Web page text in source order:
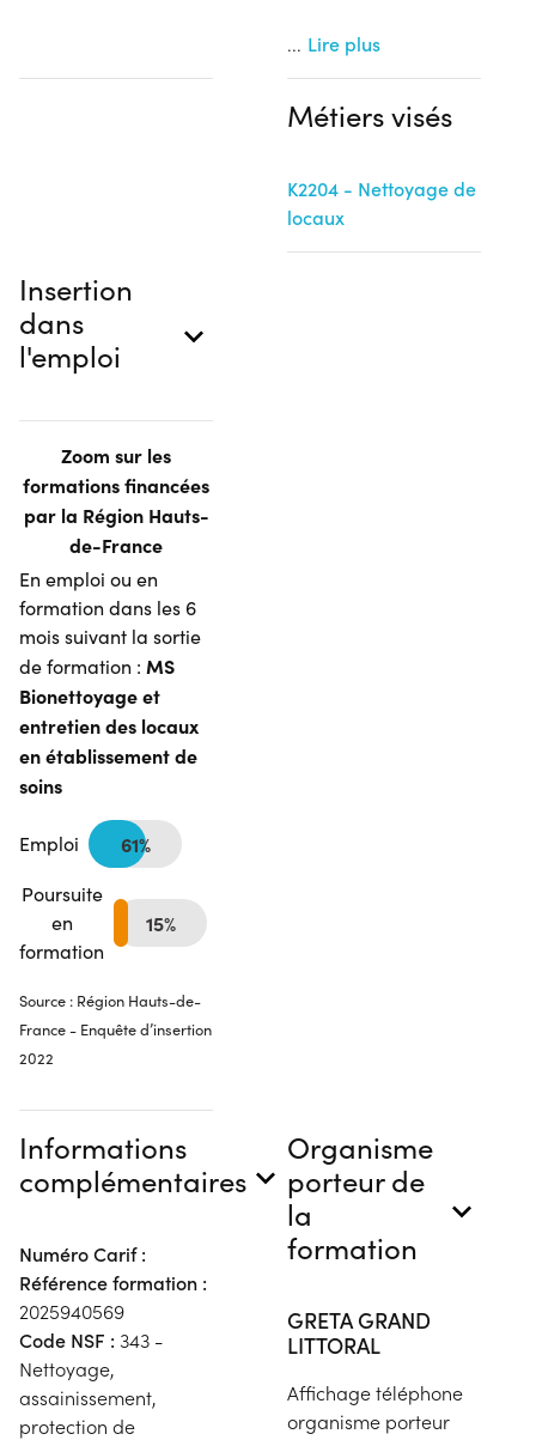
... Lire plus
Métiers visés
K2204 - Nettoyage de
locaux
Insertion
dans
l'emploi
Zoom sur les
formations financées
par la Région Hauts-
de-France
En emploi ou en
formation dans les 6
mois suivant la sortie
de formation : MS
Bionettoyage et
entretien des locaux
en établissement de
soins
Emploi 61%
Poursuite
en
formation
15%
Source : Région Hauts-de-
France - Enquête d’insertion
2022
Informations
complémentaires
Numéro Carif :
Référence formation :
2025940569
Code NSF : 343 -
Nettoyage,
assainissement,
protection de
Organisme
porteur de
la
formation
GRETA GRAND
LITTORAL
Affichage téléphone
organisme porteur